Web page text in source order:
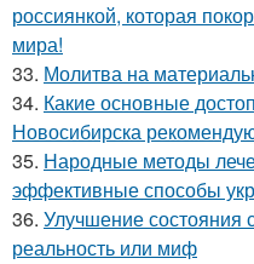
россиянкой, которая
мира!
33. Молитва на
34. Какие основные
Новосибирска
35. Народные методы
эффективные способы
36. Улучшение состояния
реальность или миф